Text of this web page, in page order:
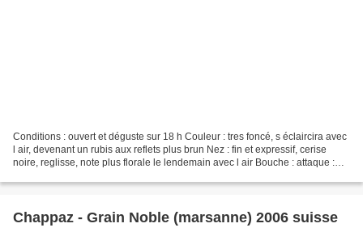
Conditions : ouvert et déguste sur 18 h Couleur : tres foncé, s éclaircira avec
l air, devenant un rubis aux reflets plus brun Nez : fin et expressif, cerise
noire, reglisse, note plus florale le lendemain avec l air Bouche : attaque :
Chappaz - Grain Noble (marsanne) 2006 suisse